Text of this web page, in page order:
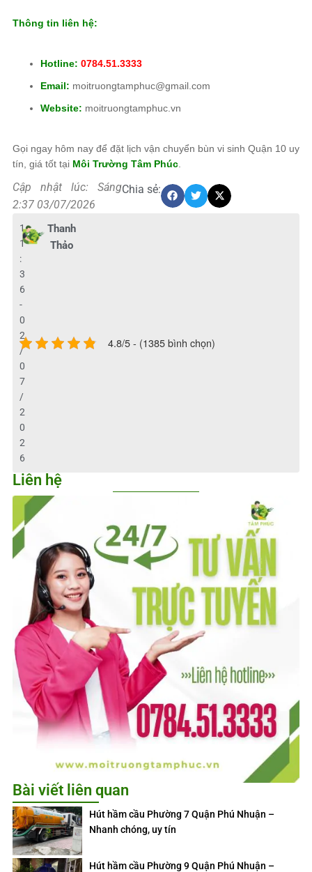
Thông tin liên hệ:
Hotline: 0784.51.3333
Email: moitruongtamphuc@gmail.com
Website: moitruongtamphuc.vn
Gọi ngay hôm nay để đặt lịch vận chuyển bùn vi sinh Quận 10 uy
tín, giá tốt tại Môi Trường Tâm Phúc
Cập nhật lúc: Sáng
2:37 03/07/2026
Chia sẻ:
Thanh
Thảo
1
1
:
3
6
-
0
2
/
0
7
/
2
0
2
6
4.8/5 - (1385 bình chọn)
Liên hệ
Bài viết liên quan
Hút hầm cầu Phường 7 Quận Phú Nhuận –
Nhanh chóng, uy tín
Hút hầm cầu Phường 9 Quận Phú Nhuận –